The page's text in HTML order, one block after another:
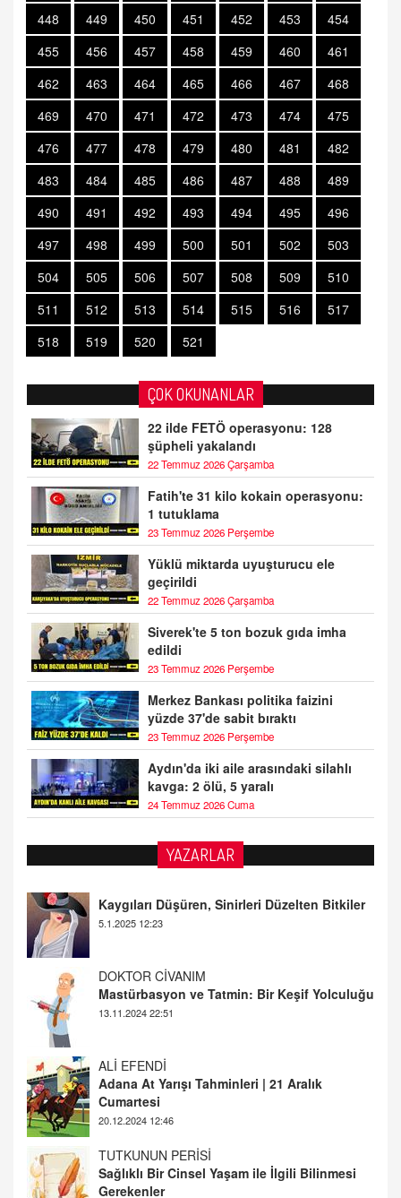
448 449 450 451 452 453
454
455
456 457 458 459 460
461
462
463 464 465 466 467
468
469
470 471 472 473 474
475
476
477 478 479 480 481
482
483
484 485 486 487 488
489
490
491 492 493 494 495
496
497
498 499 500 501 502
503
504
505 506 507 508 509
510
511
512 513 514 515 516
517
518
519 520 521
ÇOK OKUNANLAR
22 ilde FETÖ operasyonu: 128
şüpheli yakalandı
22 Temmuz 2026 Çarşamba
Fatih'te 31 kilo kokain operasyonu:
1 tutuklama
23 Temmuz 2026 Perşembe
Yüklü miktarda uyuşturucu ele
geçirildi
22 Temmuz 2026 Çarşamba
Siverek'te 5 ton bozuk gıda imha
edildi
23 Temmuz 2026 Perşembe
Merkez Bankası politika faizini
yüzde 37'de sabit bıraktı
23 Temmuz 2026 Perşembe
Aydın'da iki aile arasındaki silahlı
kavga: 2 ölü, 5 yaralı
24 Temmuz 2026 Cuma
YAZARLAR
DOKTOR CİVANIM
Mastürbasyon ve Tatmin: Bir Keşif Yolculuğu
ALİ EFENDİ
Adana At Yarışı Tahminleri | 21 Aralık
TUTKUNUN PERİSİ
Sağlıklı Bir Cinsel Yaşam ile İlgili Bilinmesi
Gerekenler
FARUK ÖNALAN
Tezkere Onaylanmasaydı…